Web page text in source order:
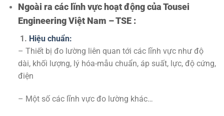
Ngoài ra các lĩnh vực hoạt động của Tousei
Engineering Việt Nam – TSE :
1. Hiệu chuẩn:
– Thiết bị đo lường liên quan tới các lĩnh vực như độ
dài, khối lượng, lý hóa-mẫu chuẩn, áp suất, lực, độ cứng,
điện
– Một số các lĩnh vực đo lường khác…